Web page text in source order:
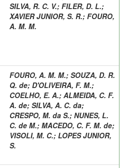
SILVA, R. C. V.; FILER, D. L.;
XAVIER JUNIOR, S. R.; FOURO,
A. M. M.
FOURO, A. M. M.; SOUZA, D. R.
Q. de; D'OLIVEIRA, F. M.;
COELHO, E. A.; ALMEIDA, C. F.
A. de; SILVA, A. C. da;
CRESPO, M. da S.; NUNES, L.
C. de M.; MACEDO, C. F. M. de;
VISOLI, M. C.; LOPES JUNIOR,
S.